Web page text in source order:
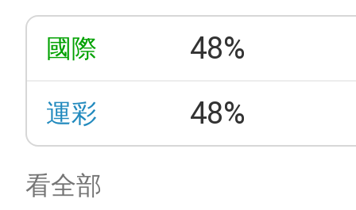
國際 48%
運彩 48%
看全部